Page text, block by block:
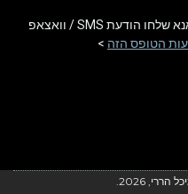
בין השעות 09:00-18:00 בימים א'-ה', אנא שלחו הודעת SMS / וואצאפ
הטופס הזה >
2026.